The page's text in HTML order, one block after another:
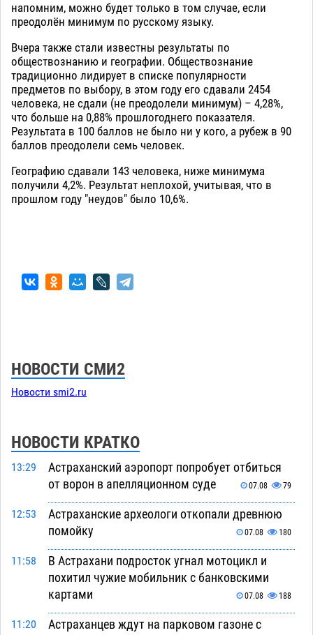
напомним, можно будет только в том случае, если
преодолён минимум по русскому языку.
Вчера также стали известны результаты по
обществознанию и географии. Обществознание
традиционно лидирует в списке популярности
предметов по выбору, в этом году его сдавали 2454
человека, не сдали (не преодолели минимум) – 4,28%,
что больше на 0,88% прошлогоднего показателя.
Результата в 100 баллов не было ни у кого, а рубеж в 90
баллов преодолели семь человек.
Географию сдавали 143 человека, ниже минимума
получили 4,2%. Результат неплохой, учитывая, что в
прошлом году "неудов" было 10,6%.
НОВОСТИ СМИ2
Новости smi2.ru
НОВОСТИ КРАТКО
13:29
Астраханский аэропорт попробует отбиться
от ворон в апелляционном суде
07.08 79
12:53
Астраханские археологи откопали древнюю
помойку
07.08 180
11:58
В Астрахани подросток угнал мотоцикл и
похитил чужие мобильник с банковскими
картами
07.08 188
11:20
Астраханцев ждут на парковом газоне с